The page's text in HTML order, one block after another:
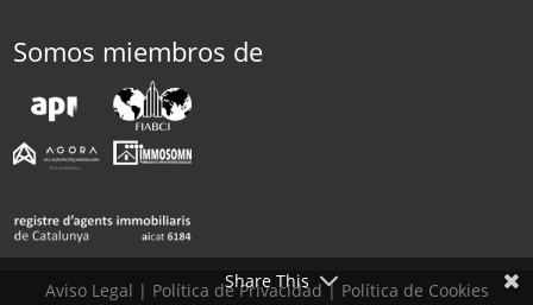
Somos miembros de
Aviso Legal | Política de Privacidad| Política de Cookies
Share This